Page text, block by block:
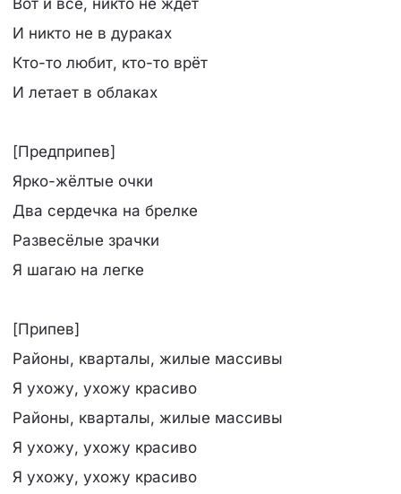
И никто не в дураках
Кто-то любит, кто-то врёт
И летает в облаках
[Предприпев]
Ярко-жёлтые очки
Два сердечка на брелке
Развесёлые зрачки
Я шагаю на легке
[Припев]
Районы, кварталы, жилые массивы
Я ухожу, ухожу красиво
Районы, кварталы, жилые массивы
Я ухожу, ухожу красиво
Я ухожу, ухожу красиво